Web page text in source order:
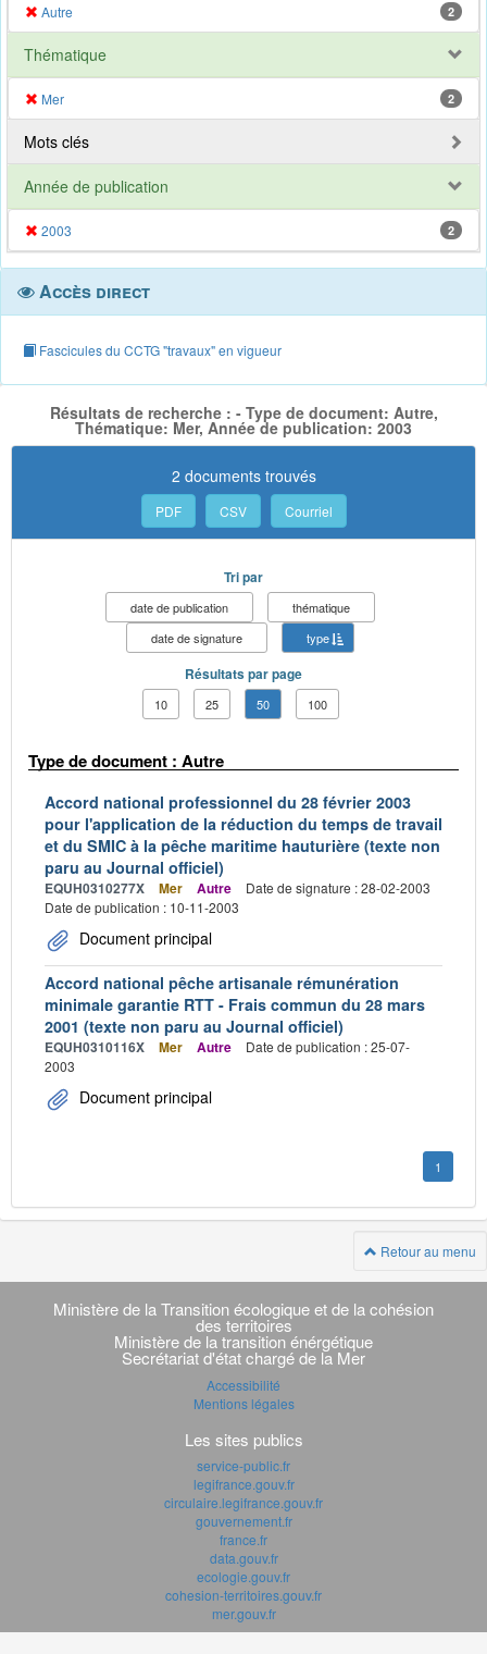
Autre 2
Thématique
Mer 2
Mots clés
Année de publication
2003 2
Accès direct
Fascicules du CCTG "travaux" en vigueur
Résultats de recherche : - Type de document: Autre,
Thématique: Mer, Année de publication: 2003
2 documents trouvés
PDF CSV Courriel
Tri par
date de publication
thématique
date de signature
type
Résultats par page
10 25 50 100
Type de document : Autre
Accord national professionnel du 28 février 2003
pour l'application de la réduction du temps de travail
et du SMIC à la pêche maritime hauturière (texte non
paru au Journal officiel)
EQUH0310277X Mer Autre
Date de signature : 28-02-2003
Date de publication : 10-11-2003
Document principal
Accord national pêche artisanale rémunération
minimale garantie RTT - Frais commun du 28 mars
2001 (texte non paru au Journal officiel)
EQUH0310116X Mer Autre
Date de publication : 25-07-
2003
Document principal
1
Retour au menu
Navigation
transverse
Ministère de la Transition écologique et de la cohésion
des territoires
Ministère de la transition énérgétique
Secrétariat d'état chargé de la Mer
Accessibilité
Mentions légales
Les sites publics
service-public.fr
legifrance.gouv.fr
circulaire.legifrance.gouv.fr
gouvernement.fr
france.fr
data.gouv.fr
ecologie.gouv.fr
cohesion-territoires.gouv.fr
mer.gouv.fr